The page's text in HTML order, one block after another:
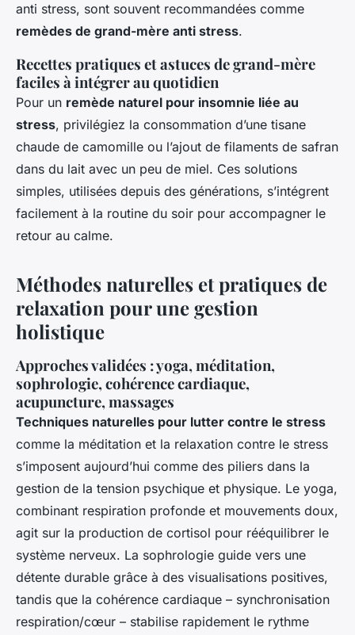
anti stress, sont souvent recommandées comme
remèdes de grand-mère anti stress.
Recettes pratiques et astuces de grand-mère
faciles à intégrer au quotidien
Pour un remède naturel pour insomnie liée au
stress, privilégiez la consommation d’une tisane
chaude de camomille ou l’ajout de filaments de safran
dans du lait avec un peu de miel. Ces solutions
simples, utilisées depuis des générations, s’intégrent
facilement à la routine du soir pour accompagner le
retour au calme.
Méthodes naturelles et pratiques de
relaxation pour une gestion
holistique
Approches validées : yoga, méditation,
sophrologie, cohérence cardiaque,
acupuncture, massages
Techniques naturelles pour lutter contre le stress
comme la méditation et la relaxation contre le stress
s’imposent aujourd’hui comme des piliers dans la
gestion de la tension psychique et physique. Le yoga,
combinant respiration profonde et mouvements doux,
agit sur la production de cortisol pour rééquilibrer le
système nerveux. La sophrologie guide vers une
détente durable grâce à des visualisations positives,
tandis que la cohérence cardiaque – synchronisation
respiration/cœur – stabilise rapidement le rythme